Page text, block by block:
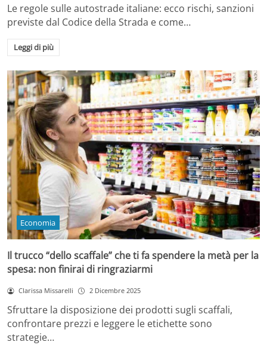
Le regole sulle autostrade italiane: ecco rischi, sanzioni
previste dal Codice della Strada e come…
Leggi di più
Economia
Il trucco “dello scaffale” che ti fa spendere la metà per la
spesa: non finirai di ringraziarmi
Clarissa Missarelli 2 Dicembre 2025
Sfruttare la disposizione dei prodotti sugli scaffali,
confrontare prezzi e leggere le etichette sono
strategie…